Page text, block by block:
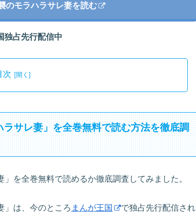
のモラハラサレ妻を読む
独占先行配信中
次
サレ妻」を全巻無料で読む方法を徹底調
を全巻無料で読めるか徹底調査してみました。
」は、今のところ まんが王国
で独占先行配信され